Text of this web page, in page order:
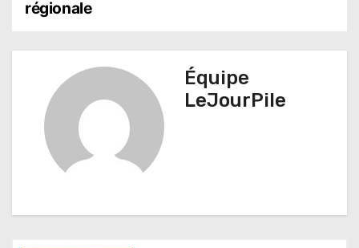
g
a
régionale
Équipe
LeJourPile